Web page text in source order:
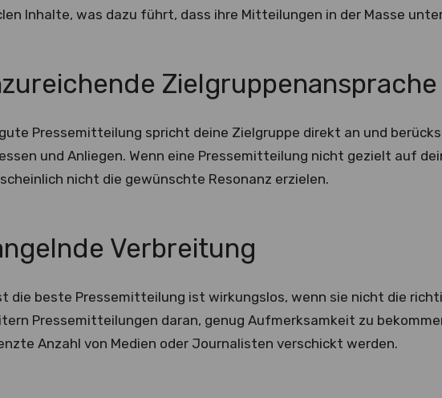
Inhalte, was dazu führt, dass ihre Mitteilungen in der Masse
Zielgruppenansprache
Pressemitteilung spricht deine Zielgruppe direkt an und
und Anliegen. Wenn eine Pressemitteilung nicht gezielt auf
nicht die gewünschte Resonanz erzielen.
Verbreitung
die beste Pressemitteilung ist wirkungslos, wenn sie nicht die
Pressemitteilungen daran, genug Aufmerksamkeit zu
Anzahl von Medien oder Journalisten verschickt werden.